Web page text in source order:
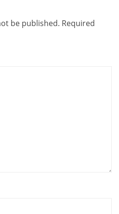
be published. Required